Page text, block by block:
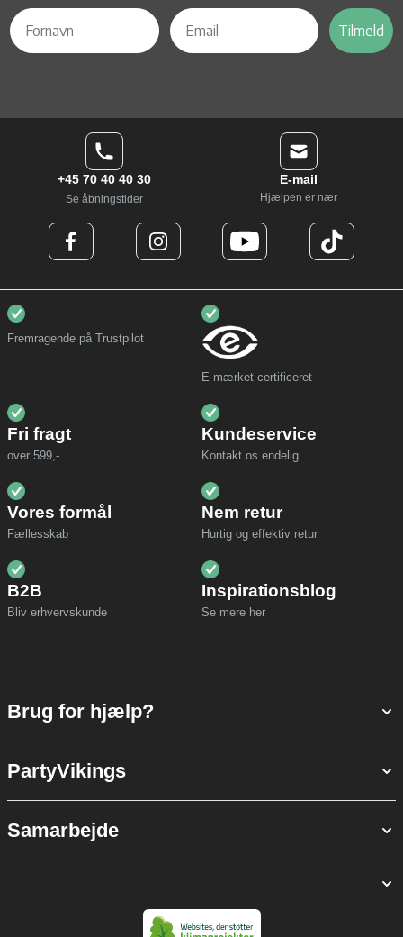
Tilmeld
+45 70 40 40 30
Se åbningstider
E-mail
Hjælpen er nær
Fremragende på Trustpilot
E-mærket certificeret
Fri fragt
over 599,-
Kundeservice
Kontakt os endelig
Vores formål
Fællesskab
Nem retur
Hurtig og effektiv retur
B2B
Bliv erhvervskunde
Inspirationsblog
Se mere her
Brug for hjælp?
PartyVikings
Samarbejde